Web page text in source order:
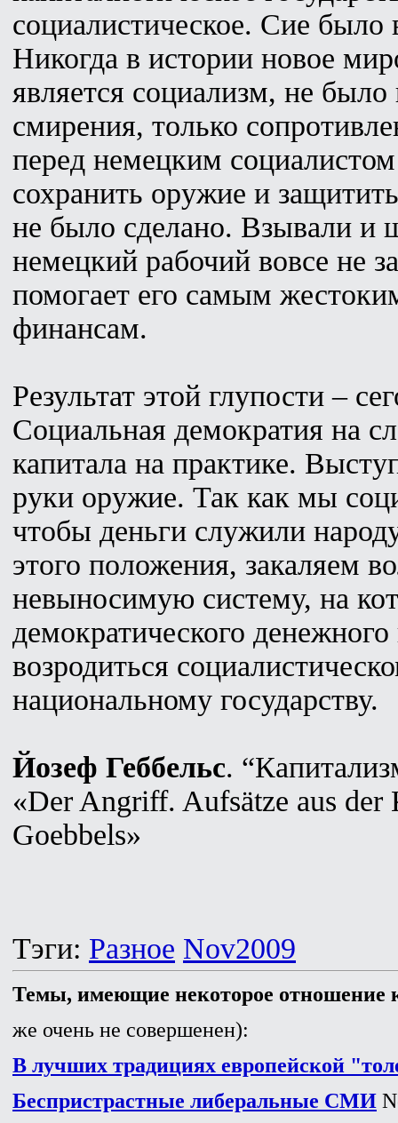
социалистическое. Сие
Никогда в истории новое
является социализм, не
смирения, только
перед немецким
сохранить оружие и
не было сделано. Взывали и
немецкий рабочий вовсе не
помогает его самым
финансам.
Результат этой глупости –
Социальная демократия на
капитала на практике.
руки оружие. Так как мы
чтобы деньги служили
этого положения, закаляем
невыносимую систему, на
демократического
возродиться
национальному государству.
Йозеф Геббельс.
«Der Angriff. Aufsätze aus der
Goebbels»
Тэги: Разное Nov2009
Темы, имеющие некоторое отношение
же очень не совершенен):
В лучших традициях европейской
Беспристрастные либеральные СМИ